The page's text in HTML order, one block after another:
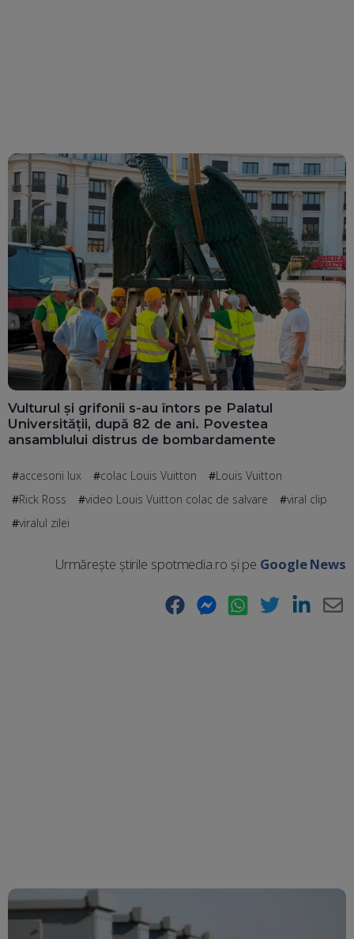
Vulturul și grifonii s-au întors pe Palatul
Universității, după 82 de ani. Povestea
ansamblului distrus de bombardamente
accesorii lux colac Louis Vuitton
Louis Vuitton
Rick Ross
video Louis Vuitton colac de salvare
viral clip
viralul zilei
Urmărește știrile spotmedia.ro și pe Google News
Facebook Messenger WhatsApp Twitter LinkedIn